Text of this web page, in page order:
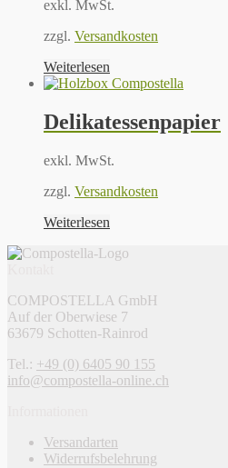
exkl. MwSt.
zzgl. Versandkosten
Weiterlesen
Delikatessenpapier
exkl. MwSt.
zzgl. Versandkosten
Weiterlesen
COMPOSTELLA GmbH
Auf der Oberwiese 7
63679 Schotten-Rainrod
Tel.: +49 (0) 6405 90 155
info@compostella-online.ch
Versandarten
Widerrufsbelehrung